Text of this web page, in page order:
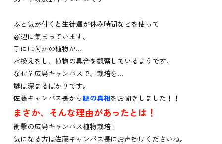
ふと気が付くと生徒達が休み時間などを使って
窓辺に集まっています。
手には何かの植物が…
水換えをし、植物の具合を観察しているようです。
なぜ？広島キャンパスで、栽培を…
謎は深まるばかりです。
佐藤キャンパス長から謎の真相をお聞きしました！！
まさか、そんな理由があったとは！
衝撃の広島キャンパス植物栽培！
気になる方は佐藤キャンパス長にお声掛けくださいね。